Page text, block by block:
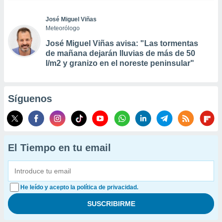
José Miguel Viñas
Meteorólogo
José Miguel Viñas avisa: "Las tormentas
de mañana dejarán lluvias de más de 50
l/m2 y granizo en el noreste peninsular"
Síguenos
El Tiempo en tu email
He leído y acepto la política de privacidad.